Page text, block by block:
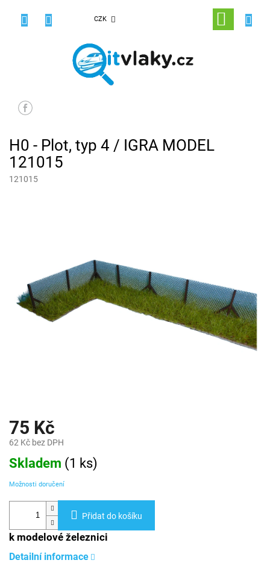
CZK
NÁKUPNÍ
KOŠÍK
H0 - Plot, typ 4 / IGRA MODEL
121015
121015
75 Kč
62 Kč bez DPH
Měrná
cena:
Skladem (1 ks)
Možnosti doručení
Přidat do košíku
k modelové železnici
Detailní informace